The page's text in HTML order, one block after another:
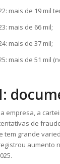
de 19 mil
de 66 mil;
de 37 mil;
de 51 mil
empresa, a
de
tem grande
aumento